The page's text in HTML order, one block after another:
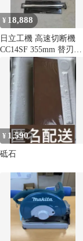
¥ 18,888
日立工機 高速切断機
CC14SF 355mm 替刃付
¥ 1,590
砥石